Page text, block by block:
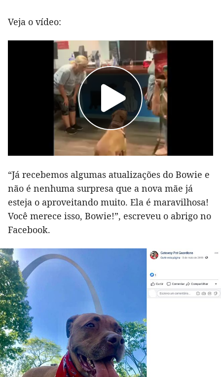
Veja o vídeo:
“Já recebemos algumas atualizações do Bowie e
não é nenhuma surpresa que a nova mãe já
esteja o aproveitando muito. Ela é maravilhosa!
Você merece isso, Bowie!”, escreveu o abrigo no
Facebook.